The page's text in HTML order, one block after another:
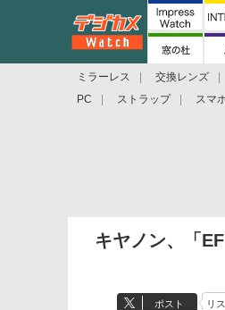
ミラーレス 交換レンズ
PC
ストラップ スマ
キヤノン、「
ポスト リ